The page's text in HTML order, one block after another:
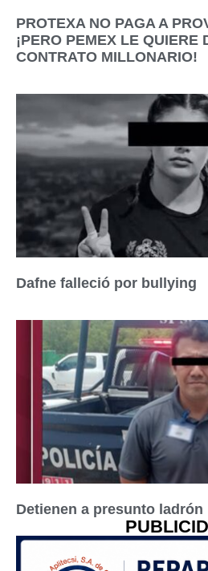
PROTEXA NO PAGA A
¡PERO PEMEX LE QUIERE
CONTRATO MILLONARIO!
Dafne falleció por bullying
Detienen a presunto ladrón